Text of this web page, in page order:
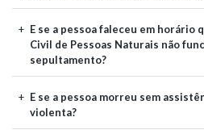
E se a pessoa faleceu em horário
Civil de Pessoas Naturais não
sepultamento?
E se a pessoa morreu sem
violenta?